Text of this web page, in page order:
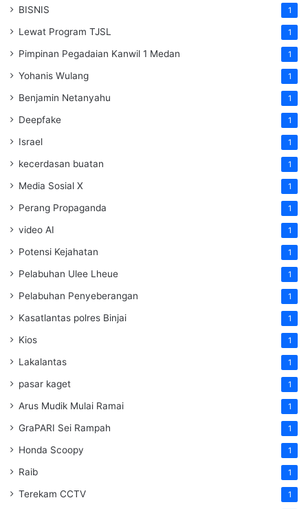
BISNIS 1
Lewat Program TJSL 1
Pimpinan Pegadaian Kanwil 1 Medan 1
Yohanis Wulang 1
Benjamin Netanyahu 1
Deepfake 1
Israel 1
kecerdasan buatan 1
Media Sosial X 1
Perang Propaganda 1
video AI 1
Potensi Kejahatan 1
Pelabuhan Ulee Lheue 1
Pelabuhan Penyeberangan 1
Kasatlantas polres Binjai 1
Kios 1
Lakalantas 1
pasar kaget 1
Arus Mudik Mulai Ramai 1
GraPARI Sei Rampah 1
Honda Scoopy 1
Raib 1
Terekam CCTV 1